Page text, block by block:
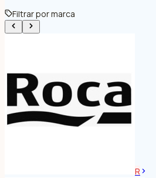
Filtrar por marca
R